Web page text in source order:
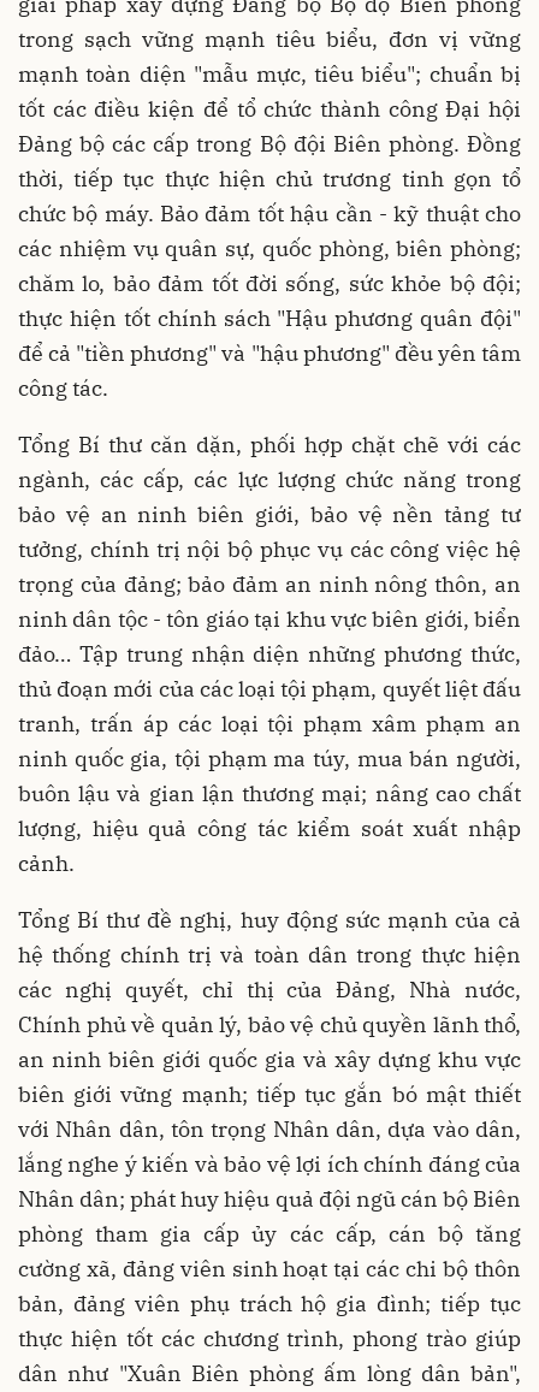
trong sạch vững mạnh tiêu biểu, đơn vị vững
mạnh toàn diện "mẫu mực, tiêu biểu"; chuẩn bị
tốt các điều kiện để tổ chức thành công Đại hội
Đảng bộ các cấp trong Bộ đội Biên phòng. Đồng
thời, tiếp tục thực hiện chủ trương tinh gọn tổ
chức bộ máy. Bảo đảm tốt hậu cần - kỹ thuật cho
các nhiệm vụ quân sự, quốc phòng, biên phòng;
chăm lo, bảo đảm tốt đời sống, sức khỏe bộ đội;
thực hiện tốt chính sách "Hậu phương quân đội"
để cả "tiền phương" và "hậu phương" đều yên tâm
công tác.
Tổng Bí thư căn dặn, phối hợp chặt chẽ với các
ngành, các cấp, các lực lượng chức năng trong
bảo vệ an ninh biên giới, bảo vệ nền tảng tư
tưởng, chính trị nội bộ phục vụ các công việc hệ
trọng của đảng; bảo đảm an ninh nông thôn, an
ninh dân tộc - tôn giáo tại khu vực biên giới, biển
đảo… Tập trung nhận diện những phương thức,
thủ đoạn mới của các loại tội phạm, quyết liệt đấu
tranh, trấn áp các loại tội phạm xâm phạm an
ninh quốc gia, tội phạm ma túy, mua bán người,
buôn lậu và gian lận thương mại; nâng cao chất
lượng, hiệu quả công tác kiểm soát xuất nhập
cảnh.
Tổng Bí thư đề nghị, huy động sức mạnh của cả
hệ thống chính trị và toàn dân trong thực hiện
các nghị quyết, chỉ thị của Đảng, Nhà nước,
Chính phủ về quản lý, bảo vệ chủ quyền lãnh thổ,
an ninh biên giới quốc gia và xây dựng khu vực
biên giới vững mạnh; tiếp tục gắn bó mật thiết
với Nhân dân, tôn trọng Nhân dân, dựa vào dân,
lắng nghe ý kiến và bảo vệ lợi ích chính đáng của
Nhân dân; phát huy hiệu quả đội ngũ cán bộ Biên
phòng tham gia cấp ủy các cấp, cán bộ tăng
cường xã, đảng viên sinh hoạt tại các chi bộ thôn
bản, đảng viên phụ trách hộ gia đình; tiếp tục
thực hiện tốt các chương trình, phong trào giúp
dân như "Xuân Biên phòng ấm lòng dân bản",